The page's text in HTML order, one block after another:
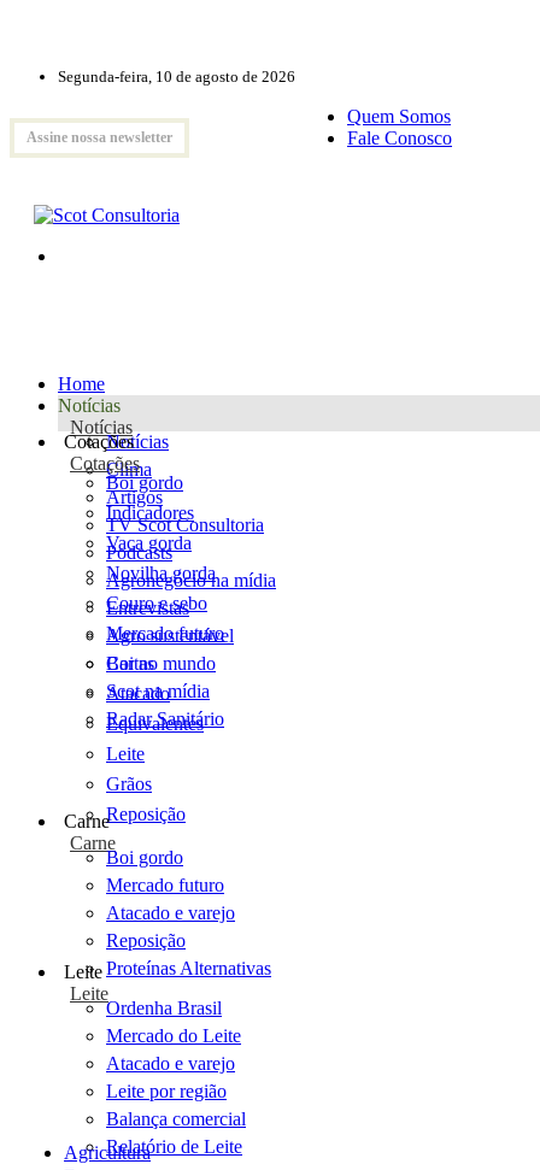
Segunda-feira, 10 de agosto de 2026
Assine nossa newsletter
Quem Somos
Fale Conosco
Home
Notícias
Notícias
Notícias
Clima
Artigos
TV Scot Consultoria
Podcasts
Agronegócio na mídia
Entrevistas
Agro sustentável
Cartas
Scot na mídia
Radar Sanitário
Cotações
Cotações
Boi gordo
Indicadores
Vaca gorda
Novilha gorda
Couro e sebo
Mercado futuro
Boi no mundo
Atacado
Equivalentes
Leite
Grãos
Reposição
Carne
Carne
Boi gordo
Mercado futuro
Atacado e varejo
Reposição
Proteínas Alternativas
Leite
Leite
Ordenha Brasil
Mercado do Leite
Atacado e varejo
Leite por região
Balança comercial
Relatório de Leite
Agricultura